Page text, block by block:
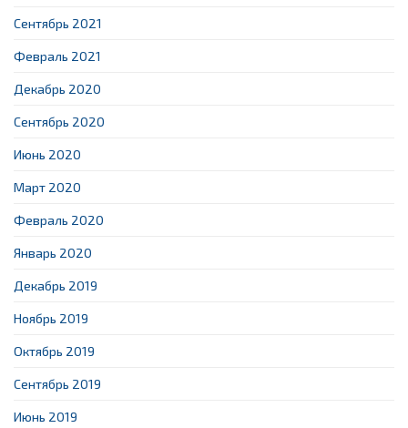
Сентябрь 2021
Февраль 2021
Декабрь 2020
Сентябрь 2020
Июнь 2020
Март 2020
Февраль 2020
Январь 2020
Декабрь 2019
Ноябрь 2019
Октябрь 2019
Сентябрь 2019
Июнь 2019